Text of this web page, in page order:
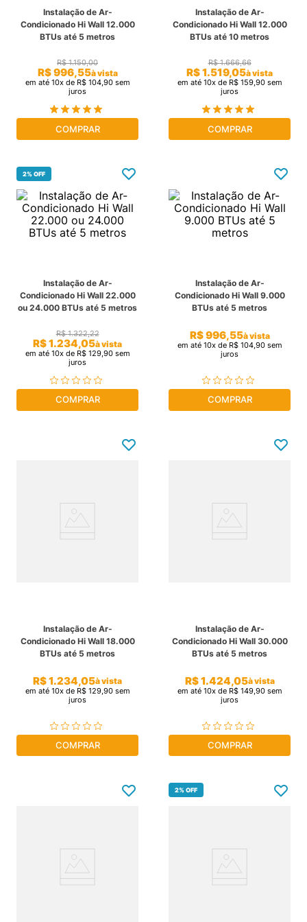
Instalação de Ar-
Condicionado Hi Wall 12.000
BTUs até 5 metros
R$ 1.150,00
R$996,55à vista
em até 10x de R$ 104,90sem
juros
COMPRAR
Instalação de Ar-
Condicionado Hi Wall 12.000
BTUs até 10 metros
R$ 1.666,66
R$1.519,05à vista
em até 10x de R$ 159,90sem
juros
COMPRAR
2%OFF
Instalação de Ar-
Condicionado Hi Wall 22.000
ou 24.000 BTUs até 5 metros
R$ 1.322,22
R$1.234,05à vista
em até 10x de R$ 129,90sem
juros
COMPRAR
Instalação de Ar-
Condicionado Hi Wall 9.000
BTUs até 5 metros
R$996,55à vista
em até 10x de R$ 104,90sem
juros
COMPRAR
Instalação de Ar-
Condicionado Hi Wall 18.000
BTUs até 5 metros
R$1.234,05à vista
em até 10x de R$ 129,90sem
juros
COMPRAR
Instalação de Ar-
Condicionado Hi Wall 30.000
BTUs até 5 metros
R$1.424,05à vista
em até 10x de R$ 149,90sem
juros
COMPRAR
2%OFF
9º cassete